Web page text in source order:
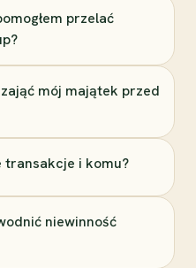
przelać
mój majątek przed
transakcje i komu?
niewinność